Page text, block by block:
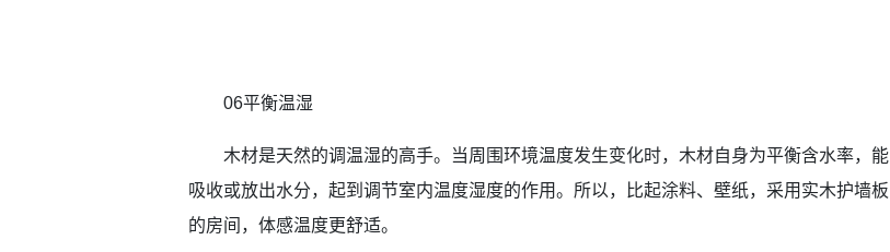
06平衡温湿
木材是天然的调温湿的高手。当周围环境温度发生变化时，木材自身为平衡含水率，能
吸收或放出水分，起到调节室内温度湿度的作用。所以，比起涂料、壁纸，采用实木护墙板
的房间，体感温度更舒适。